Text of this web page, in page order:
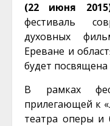
(22 июня
фестиваль
духовных
Ереване и
будет
В рамках
прилегающей к
театра оперы и